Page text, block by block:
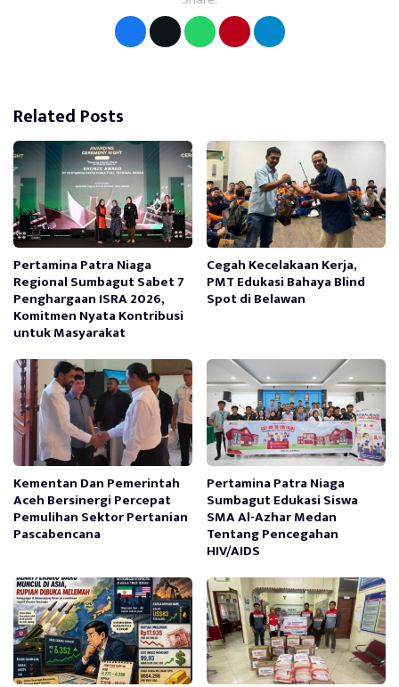
Related Posts
Pertamina Patra Niaga
Regional Sumbagut Sabet 7
Penghargaan ISRA 2026,
Komitmen Nyata Kontribusi
untuk Masyarakat
Cegah Kecelakaan Kerja,
PMT Edukasi Bahaya Blind
Spot di Belawan
Kementan Dan Pemerintah
Aceh Bersinergi Percepat
Pemulihan Sektor Pertanian
Pascabencana
Pertamina Patra Niaga
Sumbagut Edukasi Siswa
SMA Al-Azhar Medan
Tentang Pencegahan
HIV/AIDS